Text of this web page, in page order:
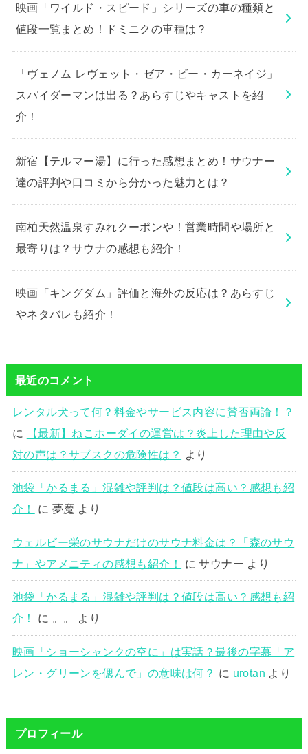
映画「ワイルド・スピード」シリーズの車の種類と
値段一覧まとめ！ドミニクの車種は？
「ヴェノム レヴェット・ゼア・ビー・カーネイジ」
スパイダーマンは出る？あらすじやキャストを紹
介！
新宿【テルマー湯】に行った感想まとめ！サウナー
達の評判や口コミから分かった魅力とは？
南柏天然温泉すみれクーポンや！営業時間や場所と
最寄りは？サウナの感想も紹介！
映画「キングダム」評価と海外の反応は？あらすじ
やネタバレも紹介！
最近のコメント
レンタル犬って何？料金やサービス内容に賛否両論！？
に
【最新】ねこホーダイの運営は？炎上した理由や反
対の声は？サブスクの危険性は？
より
池袋「かるまる」混雑や評判は？値段は高い？感想も紹
介！
に 夢魔 より
ウェルビー栄のサウナだけのサウナ料金は？「森のサウ
ナ」やアメニティの感想も紹介！
にサウナー より
池袋「かるまる」混雑や評判は？値段は高い？感想も紹
介！
に 。。 より
映画「ショーシャンクの空に」は実話？最後の字幕「ア
レン・グリーンを偲んで」の意味は何？ に urotan より
プロフィール